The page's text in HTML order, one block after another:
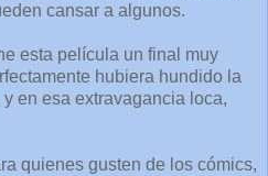
cansar a algunos.
esta película un final muy
hubiera hundido la
en esa extravagancia loca,
quienes gusten de los cómics,